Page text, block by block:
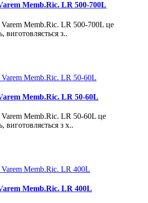
Memb.Ric. LR 500-700L
Memb.Ric. LR 500-700L це
виготовляється з..
Memb.Ric. LR 50-60L
Memb.Ric. LR 50-60L це
виготовляється з х..
Memb.Ric. LR 400L